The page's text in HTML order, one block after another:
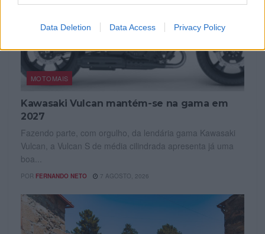
Data Deletion Data Access Privacy Policy
MOTOMAIS
Kawasaki Vulcan mantém-se na gama em
2027
Fazendo parte, com orgulho, da lendária gama Kawasaki
Vulcan, a Vulcan S de média cilindrada apresenta já uma
boa...
POR FERNANDO NETO 7 AGOSTO, 2026